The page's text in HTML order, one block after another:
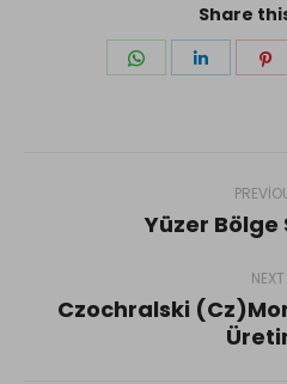
Share
Share
Share
Yüzer Bölge
NEXT
Czochralski